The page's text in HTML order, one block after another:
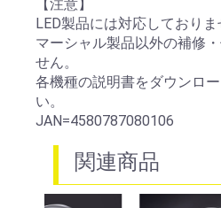
【注意】
LED製品には対応しておりま
マーシャル製品以外の補修
せん。
各機種の説明書をダウンロ
い。
JAN=4580787080106
関連商品